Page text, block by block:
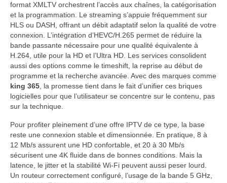
format XMLTV orchestrent l’accès aux chaînes, la catégorisation
et la programmation. Le streaming s’appuie fréquemment sur
HLS ou DASH, offrant un débit adaptatif selon la qualité de votre
connexion. L’intégration d’HEVC/H.265 permet de réduire la
bande passante nécessaire pour une qualité équivalente à
H.264, utile pour la HD et l’Ultra HD. Les services consolident
aussi des options comme le timeshift, la reprise au début de
programme et la recherche avancée. Avec des marques comme
king 365 , la promesse tient dans le fait d’unifier ces briques
logicielles pour que l’utilisateur se concentre sur le contenu, pas
sur la technique.
Pour profiter pleinement d’une offre IPTV de ce type, la base
reste une connexion stable et dimensionnée. En pratique, 8 à
12 Mb/s assurent une HD confortable, et 20 à 30 Mb/s
sécurisent une 4K fluide dans de bonnes conditions. Mais la
latence, le jitter et la stabilité Wi‑Fi peuvent aussi peser lourd.
Un routeur correctement configuré, l’usage de la bande 5 GHz,